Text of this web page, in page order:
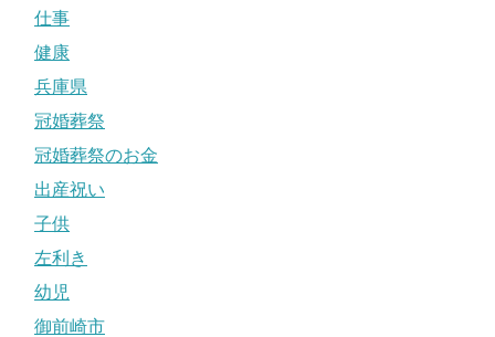
仕事
健康
兵庫県
冠婚葬祭
冠婚葬祭のお金
出産祝い
子供
左利き
幼児
御前崎市